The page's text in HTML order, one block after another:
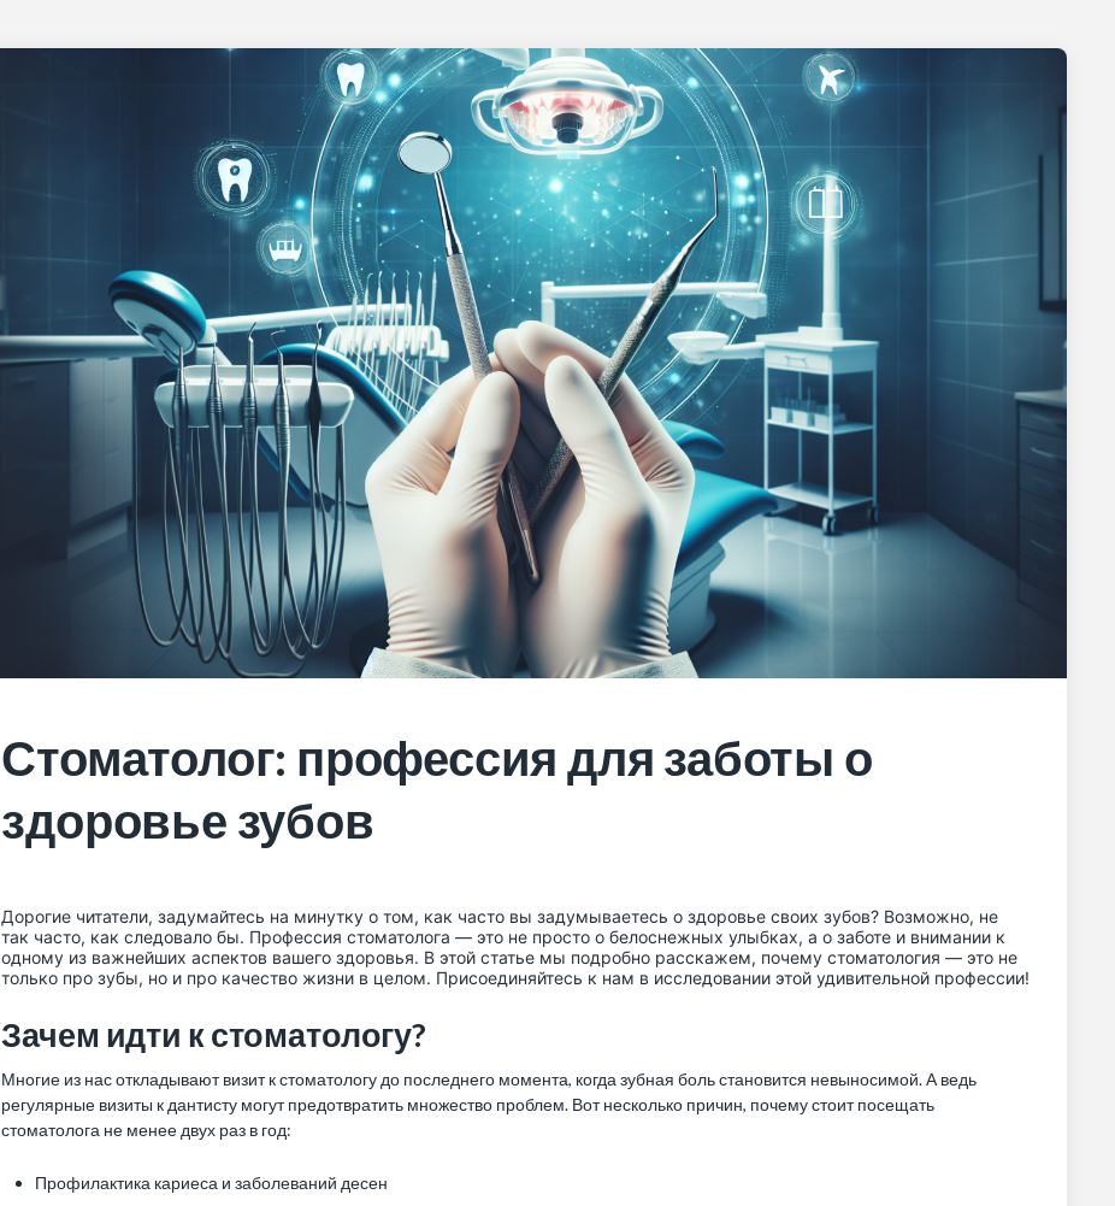
Стоматолог: профессия для заботы о
здоровье зубов
Дорогие читатели, задумайтесь на минутку о том, как часто вы задумываетесь о здоровье своих зубов? Возможно, не
так часто, как следовало бы. Профессия стоматолога — это не просто о белоснежных улыбках, а о заботе и внимании к
одному из важнейших аспектов вашего здоровья. В этой статье мы подробно расскажем, почему стоматология — это не
только про зубы, но и про качество жизни в целом. Присоединяйтесь к нам в исследовании этой удивительной профессии!
Зачем идти к стоматологу?
Многие из нас откладывают визит к стоматологу до последнего момента, когда зубная боль становится невыносимой. А ведь
регулярные визиты к дантисту могут предотвратить множество проблем. Вот несколько причин, почему стоит посещать
стоматолога не менее двух раз в год:
Профилактика кариеса и заболеваний десен